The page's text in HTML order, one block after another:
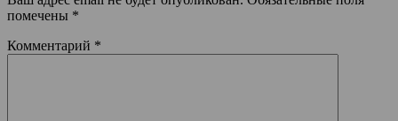
помечены *
Комментарий *